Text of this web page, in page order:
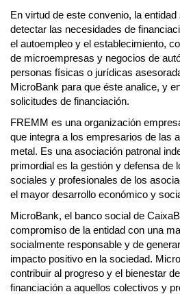
En virtud de este convenio, la
detectar las necesidades de
el autoempleo y el establecimiento,
de microempresas y negocios de
personas físicas o jurídicas
MicroBank para que éste analice, y
solicitudes de financiación.
FREMM es una organización
que integra a los empresarios de las
metal. Es una asociación patronal
primordial es la gestión y defensa de
sociales y profesionales de los
el mayor desarrollo económico y
MicroBank, el banco social de
compromiso de la entidad con una
socialmente responsable y de
impacto positivo en la sociedad.
contribuir al progreso y el bienestar
financiación a aquellos colectivos y